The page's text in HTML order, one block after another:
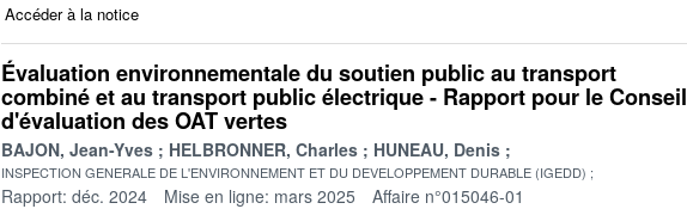
Accéder à la notice
Évaluation environnementale du soutien public au transport
combiné et au transport public électrique - Rapport pour le Conseil
d'évaluation des OAT vertes
BAJON, Jean-Yves HELBRONNER, Charles HUNEAU, Denis
INSPECTION GENERALE DE L'ENVIRONNEMENT ET DU DEVELOPPEMENT DURABLE (IGEDD)
Rapport: déc. 2024 Mise en ligne: mars 2025 Affaire n°015046-01